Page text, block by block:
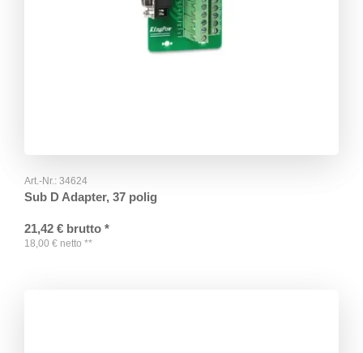
Art.-Nr.: 34624
Sub D Adapter, 37 polig
21,42 € brutto *
18,00 € netto **